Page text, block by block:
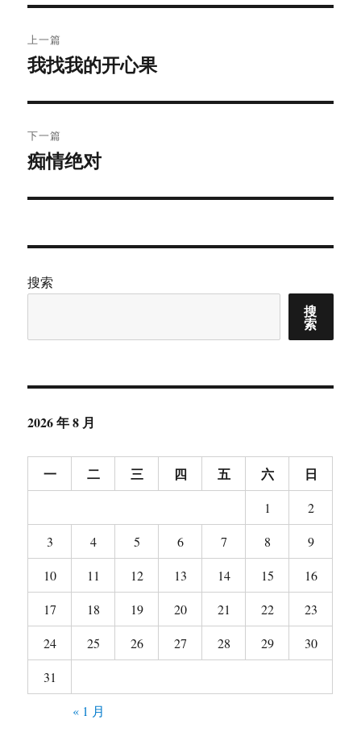
章
航
上一篇
上
文
章：
我找我的开心果
下一篇
下
文
痴情绝对
搜索
搜
索
2026 年 8 月
一 二 三 四 五 六 日
1
2
3
4 5 6 7 8
9
10
11 12 13 14 15
16
17
18 19 20 21 22
23
24
25 26 27 28 29
30
31
« 1 月